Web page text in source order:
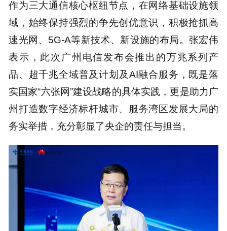
作为三大通信核心枢纽节点，在网络基础设施领
域，始终保持强烈的争先创优意识，积极抢抓高
速光网、5G-A等新技术、新设施的布局。张宏伟
表示，此次广州电信发布会推出的万兆系列产
品、超千兆全域普及计划及AI融合服务，既是落
实国家“六张网”建设战略的具体实践，更是助力广
州打造数字经济标杆城市、服务湾区发展大局的
务实举措，充分彰显了央企的责任与担当。